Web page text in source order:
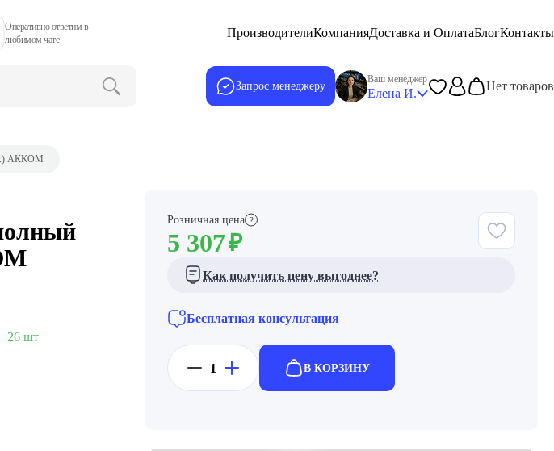
Оперативно ответим в
любимом чате
ПроизводителиКомпанияДоставка и ОплатаБлогКонтакты
Запрос менеджеру
Ваш менеджер
Елена И.
Нет товаров
АККОМ
Розничная цена ?
5 307₽
Как получить цену выгоднее?
Бесплатная консультация
В КОРЗИНУ
26 шт